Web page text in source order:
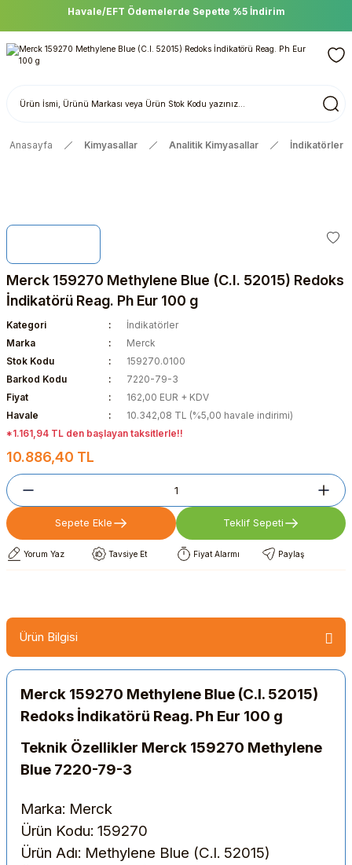
Havale/EFT Ödemelerde Sepette %5 İndirim
Anasayfa Kimyasallar Analitik Kimyasallar İndikatörler
Merck 159270 Methylene Blue (C.I. 52015) Redoks
İndikatörü Reag. Ph Eur 100 g
Kategori
İndikatörler
Marka
Merck
Stok Kodu
159270.0100
Barkod Kodu
7220-79-3
Fiyat
162,00 EUR + KDV
Havale
10.342,08 TL (%5,00 havale indirimi)
*1.161,94 TL den başlayan taksitlerle!!
10.886,40 TL
Sepete Ekle Teklif Sepeti
Yorum Yaz Tavsiye Et Fiyat Alarmı Paylaş
Ürün Bilgisi
Merck 159270 Methylene Blue (C.I. 52015)
Redoks İndikatörü Reag. Ph Eur 100 g
Teknik Özellikler Merck 159270 Methylene
Blue 7220-79-3
Marka: Merck
Ürün Kodu: 159270
Ürün Adı: Methylene Blue (C.I. 52015)